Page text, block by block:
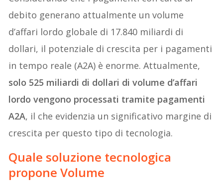
debito generano attualmente un volume
d’affari lordo globale di 17.840 miliardi di
dollari, il potenziale di crescita per i pagamenti
in tempo reale (A2A) è enorme. Attualmente,
solo 525 miliardi di dollari di volume d’affari
lordo vengono processati tramite pagamenti
A2A, il che evidenzia un significativo margine di
crescita per questo tipo di tecnologia.
Quale soluzione tecnologica
propone Volume